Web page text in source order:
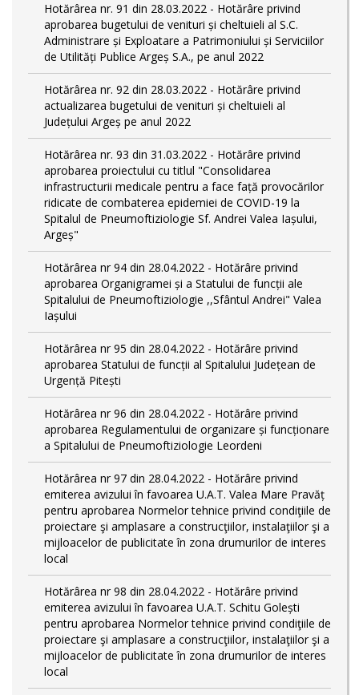
Hotărârea nr. 91 din 28.03.2022 - Hotărâre privind
aprobarea bugetului de venituri și cheltuieli al S.C.
Administrare și Exploatare a Patrimoniului și Serviciilor
de Utilități Publice Argeș S.A., pe anul 2022
Hotărârea nr. 92 din 28.03.2022 - Hotărâre privind
actualizarea bugetului de venituri și cheltuieli al
Județului Argeș pe anul 2022
Hotărârea nr. 93 din 31.03.2022 - Hotărâre privind
aprobarea proiectului cu titlul "Consolidarea
infrastructurii medicale pentru a face față provocărilor
ridicate de combaterea epidemiei de COVID-19 la
Spitalul de Pneumoftiziologie Sf. Andrei Valea Iașului,
Argeș"
Hotărârea nr 94 din 28.04.2022 - Hotărâre privind
aprobarea Organigramei și a Statului de funcții ale
Spitalului de Pneumoftiziologie ,,Sfântul Andrei" Valea
Iașului
Hotărârea nr 95 din 28.04.2022 - Hotărâre privind
aprobarea Statului de funcții al Spitalului Județean de
Urgență Pitești
Hotărârea nr 96 din 28.04.2022 - Hotărâre privind
aprobarea Regulamentului de organizare și funcționare
a Spitalului de Pneumoftiziologie Leordeni
Hotărârea nr 97 din 28.04.2022 - Hotărâre privind
emiterea avizului în favoarea U.A.T. Valea Mare Pravăț
pentru aprobarea Normelor tehnice privind condiţiile de
proiectare şi amplasare a construcţiilor, instalaţiilor şi a
mijloacelor de publicitate în zona drumurilor de interes
local
Hotărârea nr 98 din 28.04.2022 - Hotărâre privind
emiterea avizului în favoarea U.A.T. Schitu Golești
pentru aprobarea Normelor tehnice privind condiţiile de
proiectare şi amplasare a construcţiilor, instalaţiilor şi a
mijloacelor de publicitate în zona drumurilor de interes
local